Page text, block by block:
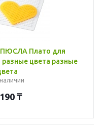
ПЮСЛА Плато для
цвета разные
₸